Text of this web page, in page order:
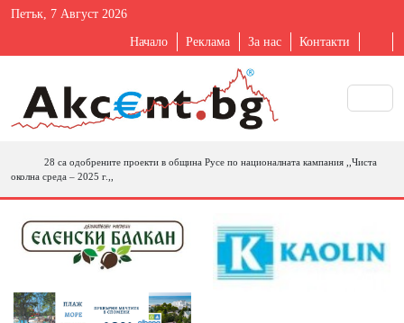
Петък, 7 Август 2026
Начало Реклама За нас Контакти
28 са одобрените проекти в община Русе по националната кампания ,,Чиста
околна среда – 2025 г.,,